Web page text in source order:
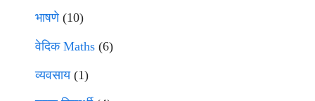
भाषणे(10)
वेदिक Maths (6)
व्यवसाय(1)